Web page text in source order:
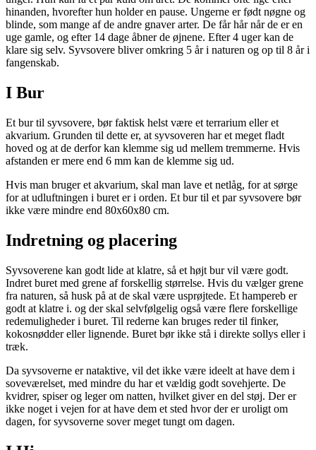
hinanden, hvorefter hun holder en pause. Ungerne er født nøgne og
blinde, som mange af de andre gnaver arter. De får hår når de er en
uge gamle, og efter 14 dage åbner de øjnene. Efter 4 uger kan de
klare sig selv. Syvsovere bliver omkring 5 år i naturen og op til 8 år i
fangenskab.
I Bur
Et bur til syvsovere, bør faktisk helst være et terrarium eller et
akvarium. Grunden til dette er, at syvsoveren har et meget fladt
hoved og at de derfor kan klemme sig ud mellem tremmerne. Hvis
afstanden er mere end 6 mm kan de klemme sig ud.
Hvis man bruger et akvarium, skal man lave et netlåg, for at sørge
for at udluftningen i buret er i orden. Et bur til et par syvsovere bør
ikke være mindre end 80x60x80 cm.
Indretning og placering
Syvsoverene kan godt lide at klatre, så et højt bur vil være godt.
Indret buret med grene af forskellig størrelse. Hvis du vælger grene
fra naturen, så husk på at de skal være usprøjtede. Et hampereb er
godt at klatre i. og der skal selvfølgelig også være flere forskellige
redemuligheder i buret. Til rederne kan bruges reder til finker,
kokosnødder eller lignende. Buret bør ikke stå i direkte sollys eller i
træk.
Da syvsoverne er nataktive, vil det ikke være ideelt at have dem i
soveværelset, med mindre du har et vældig godt sovehjerte. De
kvidrer, spiser og leger om natten, hvilket giver en del støj. Der er
ikke noget i vejen for at have dem et sted hvor der er uroligt om
dagen, for syvsoverne sover meget tungt om dagen.